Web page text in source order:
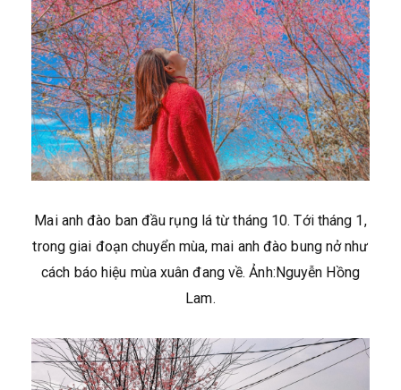
Mai anh đào ban đầu rụng lá từ tháng 10. Tới tháng 1,
trong giai đoạn chuyển mùa, mai anh đào bung nở như
cách báo hiệu mùa xuân đang về. Ảnh:Nguyễn Hồng
Lam.